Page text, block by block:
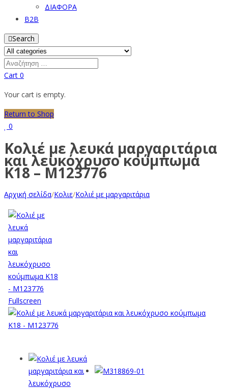
ΔΙΑΦΟΡΑ
B2B
Search
Cart 0
Your cart is empty.
Return to Shop
0
Κολιέ με λευκά μαργαριτάρια
και λευκόχρυσο κούμπωμα
Κ18 – M123776
Αρχική σελίδα/Κολιε/Κολιέ με μαργαριτάρια
Fullscreen